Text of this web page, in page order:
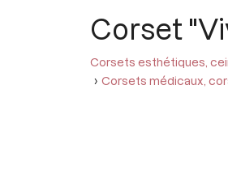
Corset
Corsets esthétiques,
Corsets médicaux,